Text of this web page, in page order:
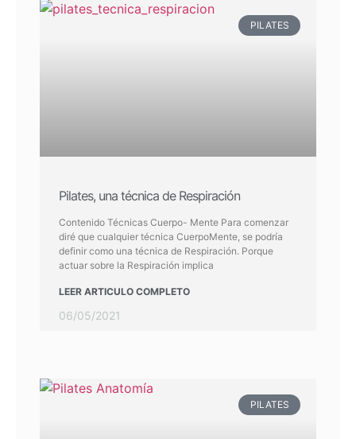
PILATES
Pilates, una técnica de Respiración
Contenido Técnicas Cuerpo- Mente Para comenzar
diré que cualquier técnica CuerpoMente, se podría
definir como una técnica de Respiración. Porque
actuar sobre la Respiración implica
LEER ARTICULO COMPLETO
06/05/2021
PILATES